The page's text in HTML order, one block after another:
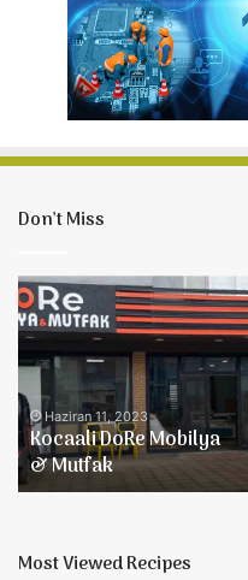
Don’t Miss
Kocaali
DoRe
Mobilya
&
Mutfak
Haziran 11, 2023
Kocaali DoRe Mobilya
& Mutfak
Most Viewed Recipes